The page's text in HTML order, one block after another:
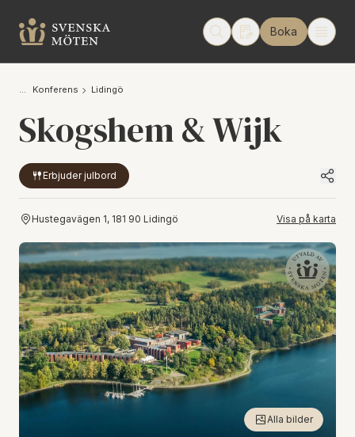
Boka
Konferens Lidingö
Skogshem & Wijk
Erbjuder julbord
Hustegavägen 1, 181 90 Lidingö Visa på karta
Alla bilder